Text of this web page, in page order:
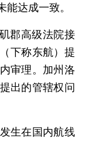
达成一致。
郡高级法院接
下称东航）提
审理。加州洛
出的管辖权问
生在国内航线